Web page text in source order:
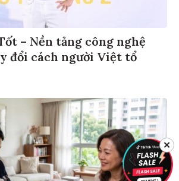
– Nền tảng công nghệ
đổi cách người Việt tổ
✕